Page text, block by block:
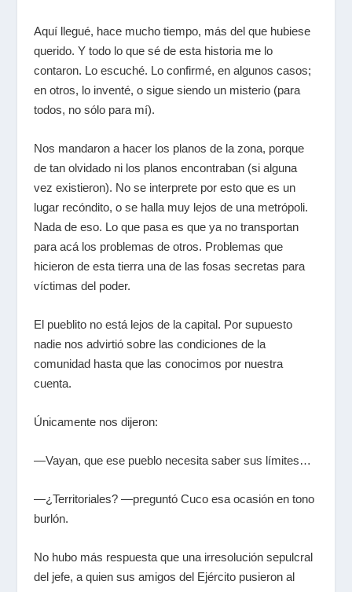
Aquí llegué, hace mucho tiempo, más del que hubiese
querido. Y todo lo que sé de esta historia me lo
contaron. Lo escuché. Lo confirmé, en algunos casos;
en otros, lo inventé, o sigue siendo un misterio (para
todos, no sólo para mí).
Nos mandaron a hacer los planos de la zona, porque
de tan olvidado ni los planos encontraban (si alguna
vez existieron). No se interprete por esto que es un
lugar recóndito, o se halla muy lejos de una metrópoli.
Nada de eso. Lo que pasa es que ya no transportan
para acá los problemas de otros. Problemas que
hicieron de esta tierra una de las fosas secretas para
víctimas del poder.
El pueblito no está lejos de la capital. Por supuesto
nadie nos advirtió sobre las condiciones de la
comunidad hasta que las conocimos por nuestra
cuenta.
Únicamente nos dijeron:
—Vayan, que ese pueblo necesita saber sus límites…
—¿Territoriales? —preguntó Cuco esa ocasión en tono
burlón.
No hubo más respuesta que una irresolución sepulcral
del jefe, a quien sus amigos del Ejército pusieron al